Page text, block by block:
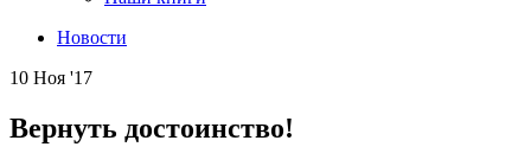
Новости
10 Ноя '17
Вернуть достоинство!